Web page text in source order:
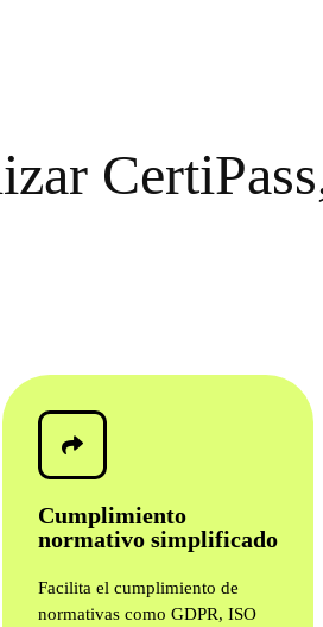
Cumplimiento
normativo simplificado
Facilita el cumplimiento de
normativas como GDPR, ISO